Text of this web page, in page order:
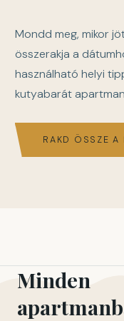
Mondd meg, mikor
összerakja a
használható helyi
kutyabarát
RAKD ÖSSZE
Minden